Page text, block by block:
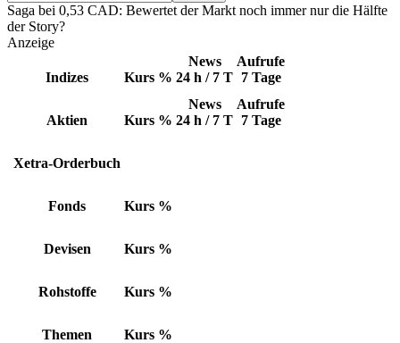
Saga bei 0,53 CAD: Bewertet der Markt noch immer nur die Hälfte
der Story?
Anzeige
Indizes Kurs %
News
24 h / 7 T
Aufrufe
7 Tage
Aktien Kurs %
News
24 h / 7 T
Aufrufe
7 Tage
Xetra-Orderbuch
Fonds Kurs %
Devisen Kurs %
Rohstoffe Kurs %
Themen Kurs %